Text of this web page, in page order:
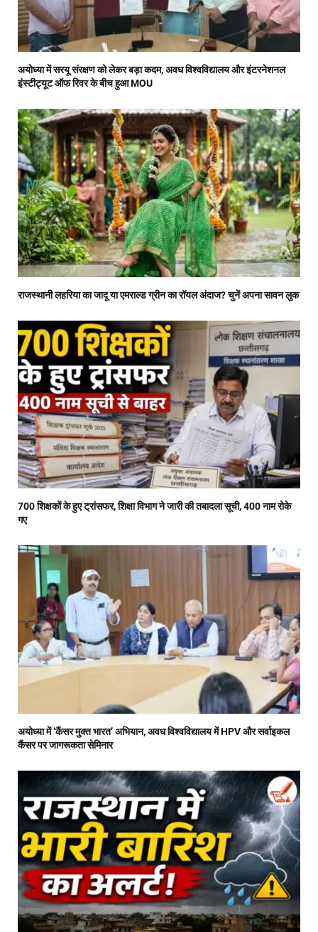
अयोध्या में सरयू संरक्षण को लेकर बड़ा कदम, अवध विश्वविद्यालय और इंटरनेशनल
इंस्टीट्यूट ऑफ रिवर के बीच हुआ MOU
राजस्थानी लहरिया का जादू या एमराल्ड ग्रीन का रॉयल अंदाज? चुनें अपना सावन लुक
700 शिक्षकों के हुए ट्रांसफर, शिक्षा विभाग ने जारी की तबादला सूची, 400 नाम रोके
गए
अयोध्या में ‘कैंसर मुक्त भारत’ अभियान, अवध विश्वविद्यालय में HPV और सर्वाइकल
कैंसर पर जागरूकता सेमिनार